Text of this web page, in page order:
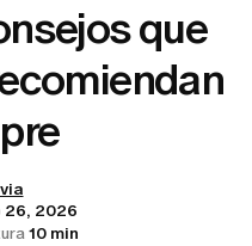
que
26, 2026
10 min